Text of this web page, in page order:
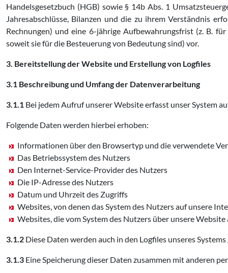
Handelsgesetzbuch (HGB) sowie § 14b Abs. 1
Jahresabschlüsse, Bilanzen und die zu ihrem Verständnis
Rechnungen) und eine 6-jährige Aufbewahrungsfrist (z. B.
soweit sie für die Besteuerung von Bedeutung sind) vor.
3. Bereitstellung der Website und Erstellung von Logfiles
3.1 Beschreibung und Umfang der Datenverarbeitung
3.1.1 Bei jedem Aufruf unserer Website erfasst unser System
Folgende Daten werden hierbei erhoben:
Informationen über den Browsertyp und die verwendete
Das Betriebssystem des Nutzers
Den Internet-Service-Provider des Nutzers
Die IP-Adresse des Nutzers
Datum und Uhrzeit des Zugriffs
Websites, von denen das System des Nutzers auf unsere
Websites, die vom System des Nutzers über unsere
3.1.2 Diese Daten werden auch in den Logfiles unseres
3.1.3 Eine Speicherung dieser Daten zusammen mit anderen